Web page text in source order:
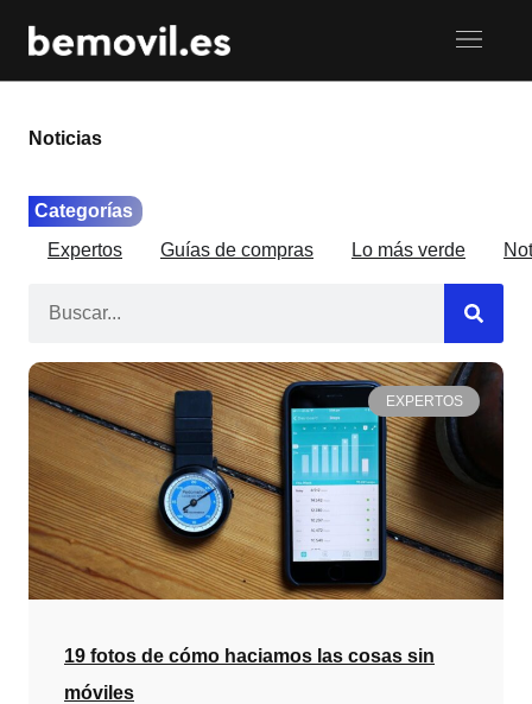
Noticias
Categorías
Expertos
Guías de compras Lo más verde
EXPERTOS
19 fotos de cómo haciamos las cosas sin
móviles